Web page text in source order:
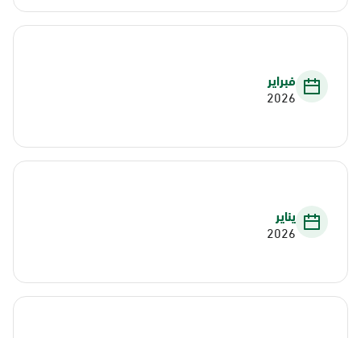
فبراير
2026
يناير
2026